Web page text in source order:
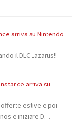
arriva su Nintendo
il DLC Lazarus!!
arriva su
offerte estive e poi
e iniziare D…